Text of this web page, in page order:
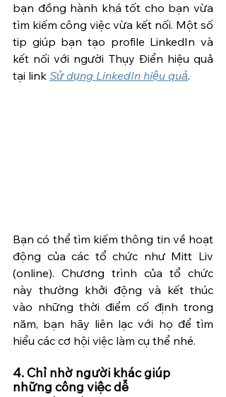
bạn đồng hành khá tốt cho bạn vừa
tìm kiếm công việc vừa kết nối. Một số
tip giúp bạn tạo profile LinkedIn và
kết nối với người Thụy Điển hiệu quả
tại link Sử dụng LinkedIn hiệu quả.
Bạn có thể tìm kiếm thông tin về hoạt
động của các tổ chức như Mitt Liv
(online). Chương trình của tổ chức
này thường khởi động và kết thúc
vào những thời điểm cố định trong
năm, bạn hãy liên lạc với họ để tìm
hiểu các cơ hội việc làm cụ thể nhé.
4. Chỉ nhờ người khác giúp
những công việc dễ